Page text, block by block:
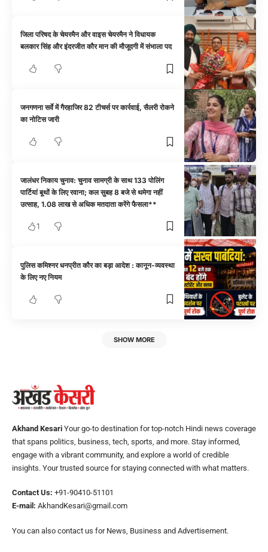
जिला परिषद के चेयरमैन और वाइस चेयरमैन ने विधायक
बलकार सिंह और इंदरजीत कौर मान की मौजूदगी में संभाला पद
जनगणना सर्वे में गैरहाजिर 82 टीचर्स पर कार्रवाई, सैलरी रोकने
का नोटिस जारी
जालंधर निकाय चुनाव: चुनाव सामग्री के साथ 133 पोलिंग
पार्टियां बूथों के लिए रवाना; कल सुबह 8 बजे से थमेगा नहीं
उत्साह, 1.08 लाख से अधिक मतदाता करेंगे फैसला**
1
पुलिस कमिश्नर धनप्रीत कौर का बड़ा आदेश : कानून-व्यवस्था
के लिए नए नियम
SHOW MORE
Akhand Kesari Your go-to destination for top-notch Hindi news coverage
that spans politics, business, tech, sports, and more. Stay informed,
engage with a vibrant community, and explore a world of credible
insights. Your trusted source for staying connected with what matters.
Contact Us: +91-90410-51101
E-mail: AkhandKesari@gmail.com
You can also contact us for News, Business and Advertisement.